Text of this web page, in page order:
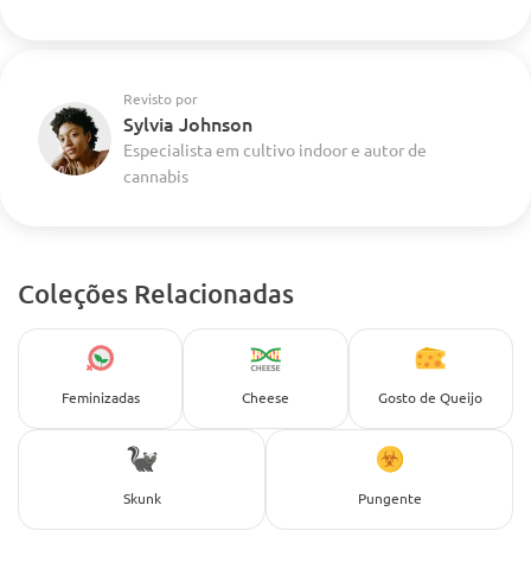
Revisto por
Sylvia Johnson
Especialista em cultivo indoor e autor de
cannabis
Coleções Relacionadas
Feminizadas Cheese Gosto de Queijo
Skunk Pungente